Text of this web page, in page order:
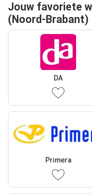
Jouw favoriete
(Noord-Brabant)
DA
Primera